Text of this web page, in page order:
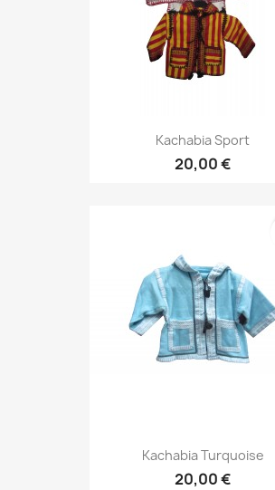
Kachabia Sport
20,00 €
Kachabia Turquoise
20,00 €